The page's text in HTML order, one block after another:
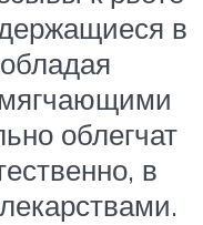
в
облегчат
в